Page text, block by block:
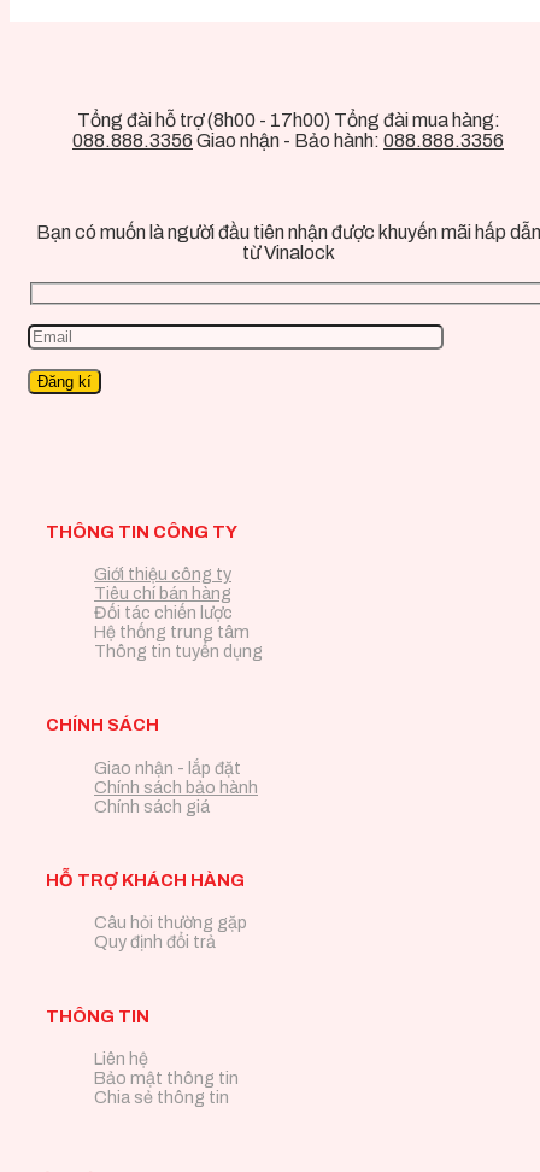
Tổng đài hỗ trợ (8h00 - 17h00) Tổng đài mua hàng:
088.888.3356 Giao nhận - Bảo hành: 088.888.3356
Bạn có muốn là người đầu tiên nhận được khuyến mãi hấp dẫn
từ Vinalock
THÔNG TIN CÔNG TY
Giới thiệu công ty
Tiêu chí bán hàng
Đối tác chiến lược
Hệ thống trung tâm
Thông tin tuyển dụng
CHÍNH SÁCH
Giao nhận - lắp đặt
Chính sách bảo hành
Chính sách giá
HỖ TRỢ KHÁCH HÀNG
Câu hỏi thường gặp
Quy định đổi trả
THÔNG TIN
Liên hệ
Bảo mật thông tin
Chia sẻ thông tin